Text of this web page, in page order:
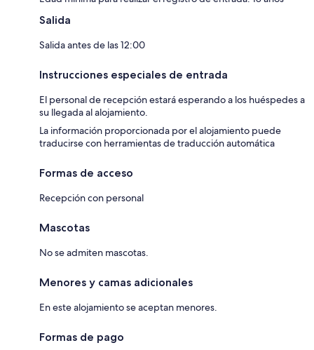
Salida
Salida antes de las 12:00
Instrucciones especiales de entrada
El personal de recepción estará esperando a los huéspedes a
su llegada al alojamiento.
La información proporcionada por el alojamiento puede
traducirse con herramientas de traducción automática
Formas de acceso
Recepción con personal
Mascotas
No se admiten mascotas.
Menores y camas adicionales
En este alojamiento se aceptan menores.
Formas de pago